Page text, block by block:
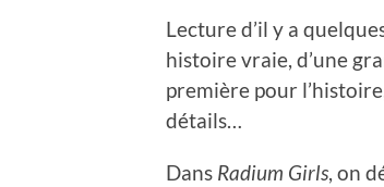
Lecture d’il y a
histoire vraie, d’une
première pour
détails…
Dans Radium Girls, on